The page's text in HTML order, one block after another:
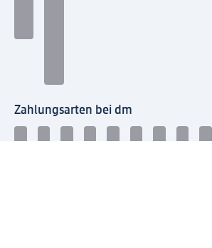
Zahlungsarten bei dm